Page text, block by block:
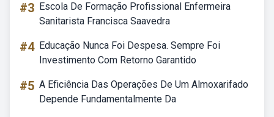
#3 Escola De Formação Profissional Enfermeira
Sanitarista Francisca Saavedra
#4 Educação Nunca Foi Despesa. Sempre Foi
Investimento Com Retorno Garantido
#5 A Eficiência Das Operações De Um Almoxarifado
Depende Fundamentalmente Da